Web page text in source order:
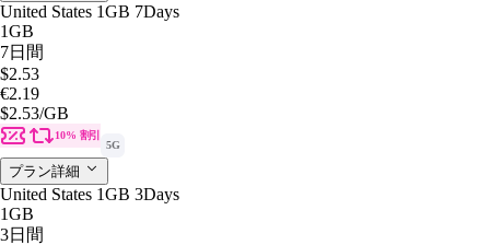
United States 1GB 7Days
1GB
7日間
$2.53
€2.19
$2.53/GB
10% 割引
5G
プラン詳細
United States 1GB 3Days
1GB
3日間